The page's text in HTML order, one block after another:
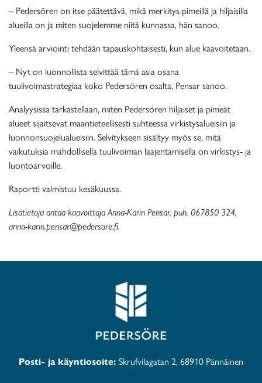
– Pedersören on itse päätettävä, mikä merkitys pimeillä ja hiljaisilla
alueilla on ja miten suojelemme niitä kunnassa, hän sanoo.
Yleensä arviointi tehdään tapauskohtaisesti, kun alue kaavoitetaan.
– Nyt on luonnollista selvittää tämä asia osana
tuulivoimastrategiaa koko Pedersören osalta, Pensar sanoo.
Analyysissa tarkastellaan, miten Pedersören hiljaiset ja pimeät
alueet sijaitsevat maantieteellisesti suhteessa virkistysalueisiin ja
luonnonsuojelualueisiin. Selvitykseen sisältyy myös se, mitä
vaikutuksia mahdollisella tuulivoiman laajentamisella on virkistys- ja
luontoarvoille.
Raportti valmistuu kesäkuussa.
Lisätietoja antaa kaavoittaja Anna-Karin Pensar, puh. 067850 324,
anna-karin.pensar@pedersore.fi.
Posti- ja käyntiosoite: Skrufvilagatan 2, 68910 Pännäinen